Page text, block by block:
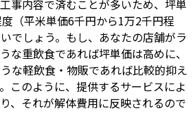
事内容で済むことが多いため、坪単
（平米単価6千円から1万2千円程
でしょう。もし、あなたの店舗がラ
な重飲食であれば坪単価は高めに、
な軽飲食・物販であれば比較的抑え
このように、提供するサービスによ
、それが解体費用に反映されるので